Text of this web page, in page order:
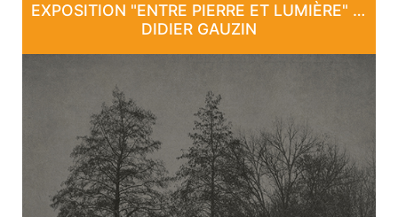
EXPOSITION "ENTRE PIERRE ET LUMIÈRE" - DE DAN COURTICE ET DE
DIDIER GAUZIN